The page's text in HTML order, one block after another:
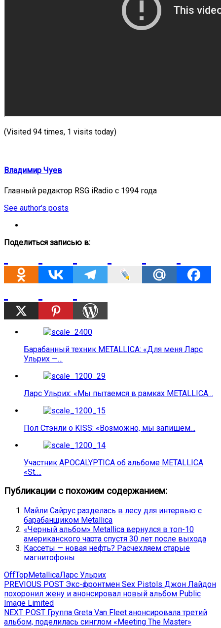
(Visited 94 times, 1 visits today)
Владимир Чуев
Главный редактор RSG iRadio с 1994 года
See author's posts
Поделиться записью в:
Барабанный техник METALLICA: «Для меня Ларс
Ульрих —…
Ларс Ульрих: «Мы пытаемся в рамках METALLICA…
Пол Стэнли о KISS: «Возможно, мы запишем…
Участник APOCALYPTICA об альбоме METALLICA
«St.…
Публикации с похожим содержанием:
Майли Сайрус разделась в лесу для интервью с
барабанщиком Metallica
«Черный альбом» Metallica вернулся в топ-10
американского чарта спустя 30 лет после выхода
Кассеты — новая нефть? Расчехляем старые
магнитофоны
OffTopMetallicaЛарс Ульрих
Навигация
по
записям
PREVIOUS POST Previous
post:
Экс-фронтмен Sex Pistols Джон Лайдон
похоронил жену и анонсировал новый альбом Public
Image Limited
NEXT POST Next
post:
Группа Greta Van Fleet анонсировала третий
альбом, поделилась синглом «Meeting The Master»